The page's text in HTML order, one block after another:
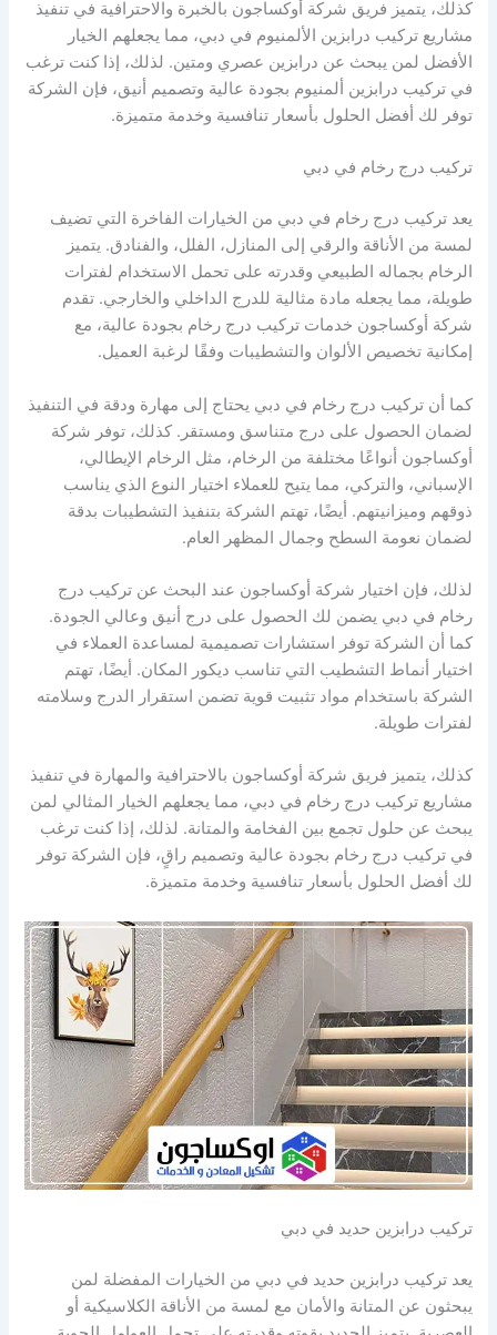
كذلك، يتميز فريق شركة أوكساجون بالخبرة والاحترافية في تنفيذ
مشاريع تركيب درابزين الألمنيوم في دبي، مما يجعلهم الخيار
الأفضل لمن يبحث عن درابزين عصري ومتين. لذلك، إذا كنت ترغب
في تركيب درابزين ألمنيوم بجودة عالية وتصميم أنيق، فإن الشركة
توفر لك أفضل الحلول بأسعار تنافسية وخدمة متميزة.
تركيب درج رخام في دبي
يعد تركيب درج رخام في دبي من الخيارات الفاخرة التي تضيف
لمسة من الأناقة والرقي إلى المنازل، الفلل، والفنادق. يتميز
الرخام بجماله الطبيعي وقدرته على تحمل الاستخدام لفترات
طويلة، مما يجعله مادة مثالية للدرج الداخلي والخارجي. تقدم
شركة أوكساجون خدمات تركيب درج رخام بجودة عالية، مع
إمكانية تخصيص الألوان والتشطيبات وفقًا لرغبة العميل.
كما أن تركيب درج رخام في دبي يحتاج إلى مهارة ودقة في التنفيذ
لضمان الحصول على درج متناسق ومستقر. كذلك، توفر شركة
أوكساجون أنواعًا مختلفة من الرخام، مثل الرخام الإيطالي،
الإسباني، والتركي، مما يتيح للعملاء اختيار النوع الذي يناسب
ذوقهم وميزانيتهم. أيضًا، تهتم الشركة بتنفيذ التشطيبات بدقة
لضمان نعومة السطح وجمال المظهر العام.
لذلك، فإن اختيار شركة أوكساجون عند البحث عن تركيب درج
رخام في دبي يضمن لك الحصول على درج أنيق وعالي الجودة.
كما أن الشركة توفر استشارات تصميمية لمساعدة العملاء في
اختيار أنماط التشطيب التي تناسب ديكور المكان. أيضًا، تهتم
الشركة باستخدام مواد تثبيت قوية تضمن استقرار الدرج وسلامته
لفترات طويلة.
كذلك، يتميز فريق شركة أوكساجون بالاحترافية والمهارة في تنفيذ
مشاريع تركيب درج رخام في دبي، مما يجعلهم الخيار المثالي لمن
يبحث عن حلول تجمع بين الفخامة والمتانة. لذلك، إذا كنت ترغب
في تركيب درج رخام بجودة عالية وتصميم راقٍ، فإن الشركة توفر
لك أفضل الحلول بأسعار تنافسية وخدمة متميزة.
تركيب درابزين حديد في دبي
يعد تركيب درابزين حديد في دبي من الخيارات المفضلة لمن
يبحثون عن المتانة والأمان مع لمسة من الأناقة الكلاسيكية أو